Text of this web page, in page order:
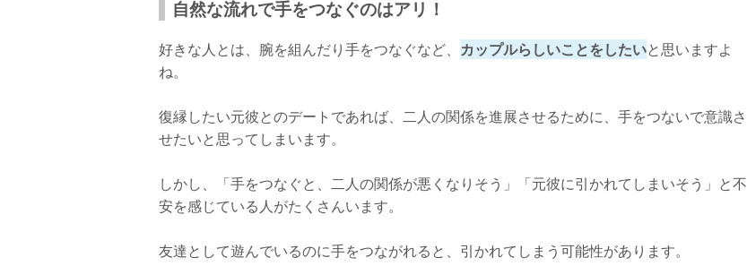
自然な流れで手をつなぐのはアリ！
好きな人とは、腕を組んだり手をつなぐなど、 カップルらしいことをしたいと思いますよ
ね。
復縁したい元彼とのデートであれば、二人の関係を進展させるために、手をつないで意識さ
せたいと思ってしまいます。
しかし、「手をつなぐと、二人の関係が悪くなりそう」「元彼に引かれてしまいそう」と不
安を感じている人がたくさんいます。
友達として遊んでいるのに手をつながれると、引かれてしまう可能性があります。